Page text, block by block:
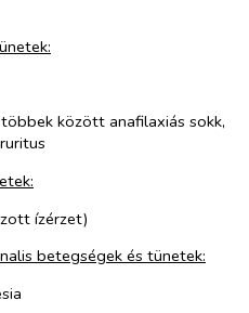
között anafilaxiás sokk,
ízérzet)
betegségek és tünetek: